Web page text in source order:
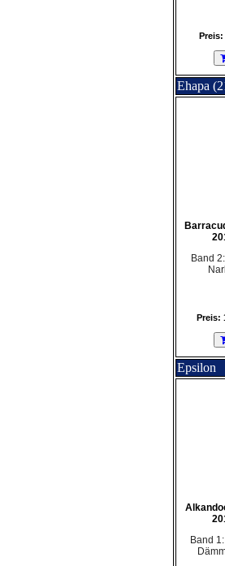
Preis:
Ehapa
Band
Preis:
Epsilon
Band